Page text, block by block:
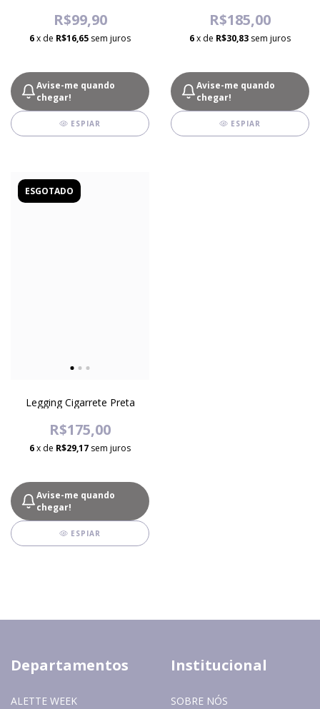
R$99,90
6x de R$16,65 sem juros
Avise-me quando
chegar!
ESPIAR
R$185,00
6x de R$30,83 sem juros
Avise-me quando
chegar!
ESPIAR
ESGOTADO
Legging Cigarrete Preta
R$175,00
6x de R$29,17 sem juros
Avise-me quando
chegar!
ESPIAR
Departamentos
ALETTE WEEK
Institucional
SOBRE NÓS